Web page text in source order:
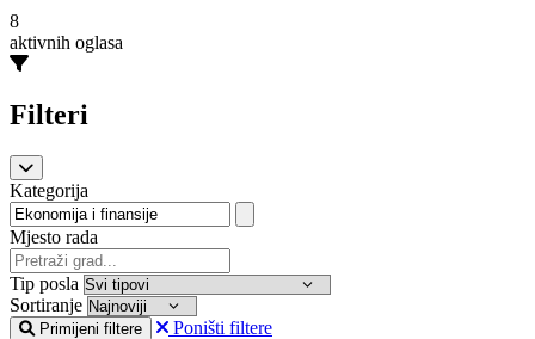
8
aktivnih oglasa
Filteri
Kategorija
Mjesto rada
Tip posla
Sortiranje
Primijeni filtere
Poništi filtere